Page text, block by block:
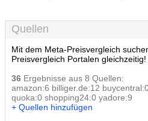
Quellen
Mit dem Meta-Preisvergleich
Preisvergleich Portalen gleichzeitig!
36 Ergebnisse aus 8 Quellen:
amazon:6 billiger.de:12
quoka:0 shopping24:0 yadore:9
+ Quellen hinzufügen